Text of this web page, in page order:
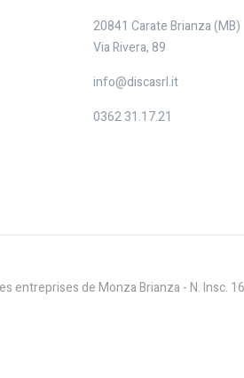
20841 Carate Brianza (MB)
Via Rivera, 89
info@discasrl.it
0362 31.17.21
entreprises de Monza Brianza - N. Insc.